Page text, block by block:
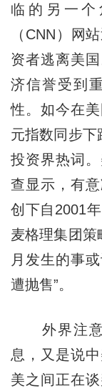
临的另一
（CNN）网
资者逃离美
济信誉受到
性。如今在
元指数同步下
投资界热词
查显示，有
创下自2001
麦格理集团策
月发生的事
遭抛售”。
外界注意
息，又是说
美之间正在